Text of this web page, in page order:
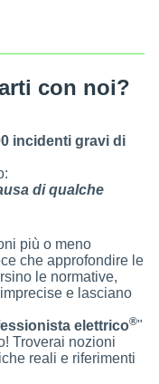
con noi?
incidenti gravi di
di qualche
più o meno
che approfondire le
le normative,
e lasciano
elettrico®"
Troverai nozioni
reali e riferimenti